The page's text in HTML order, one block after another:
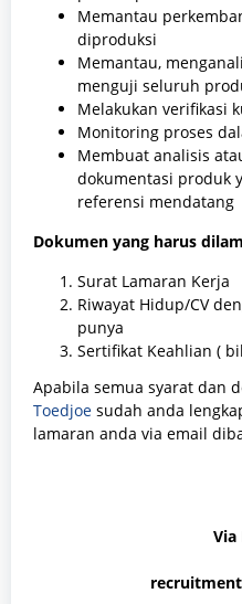
Memantau
diproduksi
Memantau,
menguji seluruh
Melakukan verifikasi
Monitoring proses
Membuat analisis
dokumentasi produk
referensi mendatang
Dokumen yang harus
Surat Lamaran Kerja
Riwayat Hidup/CV
punya
Sertifikat Keahlian (
Apabila semua syarat dan
Toedjoe sudah anda
lamaran anda via email
Via